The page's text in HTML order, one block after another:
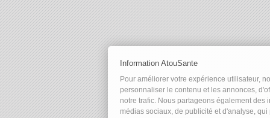
Information AtouSante
Pour améliorer votre expérience utilisateur,
personnaliser le contenu et les annonces,
notre trafic. Nous partageons également
médias sociaux, de publicité et d'analyse,